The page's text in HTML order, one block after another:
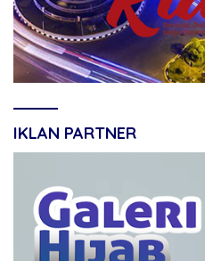
IKLAN PARTNER